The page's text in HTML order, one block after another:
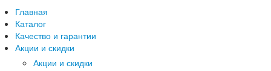
Главная
Каталог
Качество и гарантии
Акции и скидки
Акции и скидки